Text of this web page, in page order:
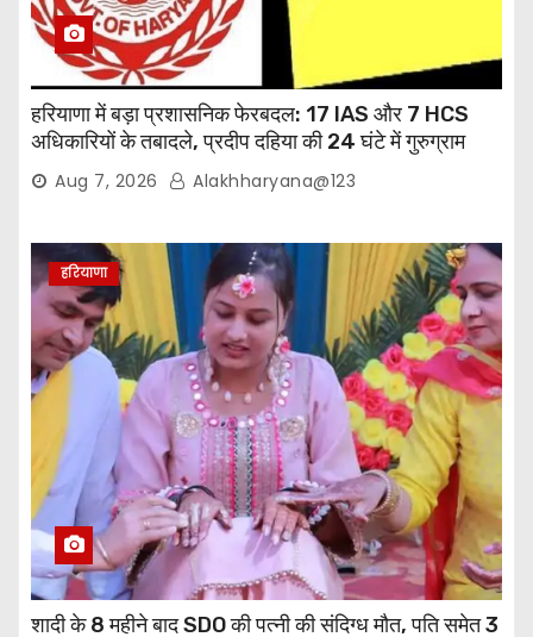
हरियाणा में बड़ा प्रशासनिक फेरबदल: 17 IAS और 7 HCS
अधिकारियों के तबादले, प्रदीप दहिया की 24 घंटे में गुरुग्राम
वापसीAug 7, 2026 Alakhharyana@123
हरियाणा
शादी के 8 महीने बाद SDO की पत्नी की संदिग्ध मौत, पति समेत 3